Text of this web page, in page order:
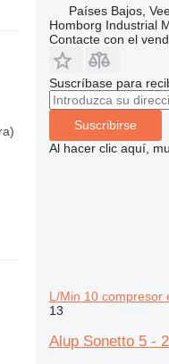
Países Bajos,
Homborg Industrial
Contacte con el
Suscríbase para
Suscribirse
Al hacer clic aquí,
L/Min 10 compresor
13
Alup Sonetto 5 -